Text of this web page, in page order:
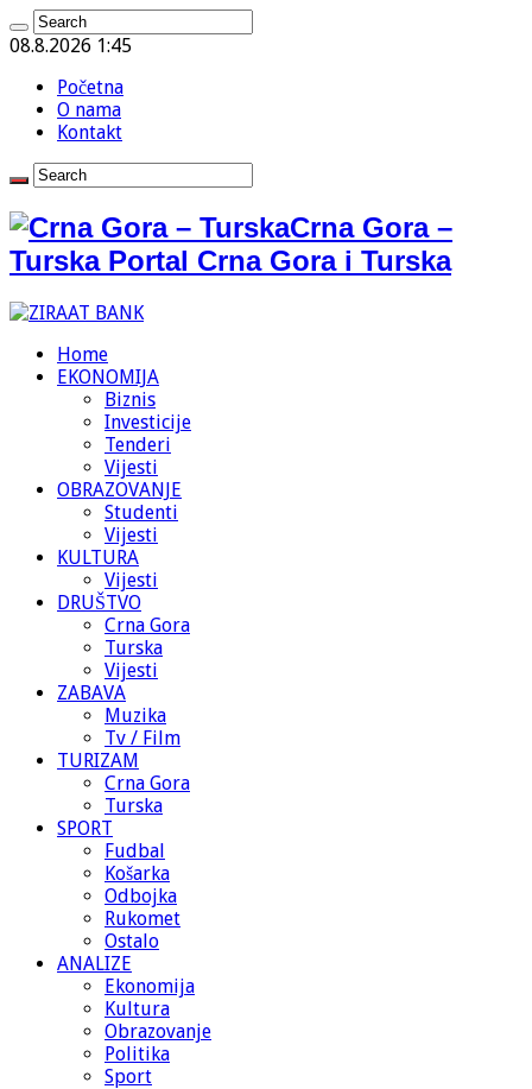
08.8.2026 1:45
Početna
O nama
Kontakt
Crna Gora –
Turska Portal Crna Gora i Turska
Home
EKONOMIJA
Biznis
Investicije
Tenderi
Vijesti
OBRAZOVANJE
Studenti
Vijesti
KULTURA
Vijesti
DRUŠTVO
Crna Gora
Turska
Vijesti
ZABAVA
Muzika
Tv / Film
TURIZAM
Crna Gora
Turska
SPORT
Fudbal
Košarka
Odbojka
Rukomet
Ostalo
ANALIZE
Ekonomija
Kultura
Obrazovanje
Politika
Sport